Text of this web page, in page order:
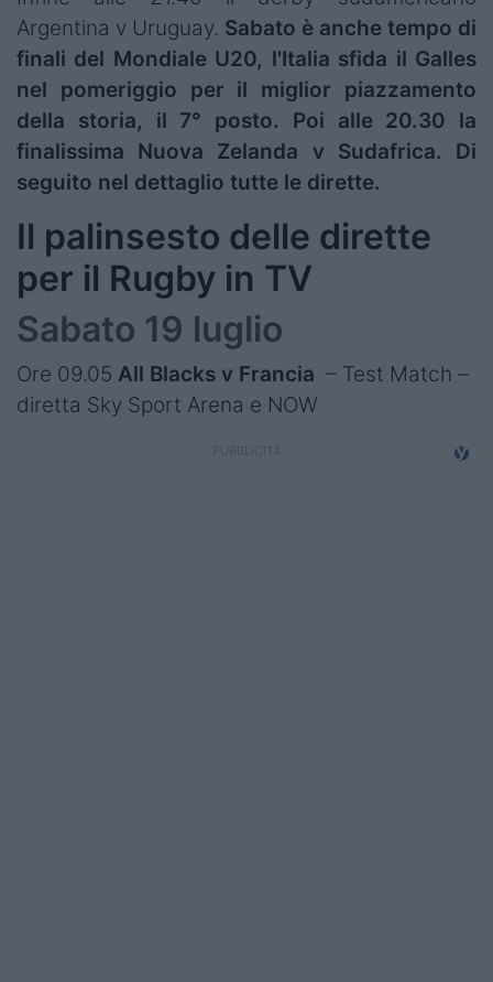
Argentina v Uruguay. Sabato è anche tempo di
finali del Mondiale U20, l'Italia sfida il Galles
nel pomeriggio per il miglior piazzamento
della storia, il 7° posto. Poi alle 20.30 la
finalissima Nuova Zelanda v Sudafrica. Di
seguito nel dettaglio tutte le dirette.
Il palinsesto delle dirette
per il Rugby in TV
Sabato 19 luglio
Ore 09.05 All Blacks v Francia – Test Match –
diretta Sky Sport Arena e NOW